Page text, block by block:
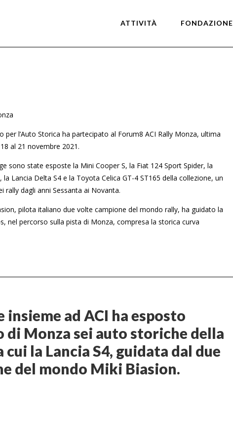
ATTIVITÀ FONDAZIONE
per l’Auto Storica ha partecipato al Forum8 ACI Rally Monza, ultima
al 21 novembre 2021.
sono state esposte la Mini Cooper S, la Fiat 124 Sport Spider, la
la Lancia Delta S4 e la Toyota Celica GT-4 ST165 della collezione, un
rally dagli anni Sessanta ai Novanta.
pilota italiano due volte campione del mondo rally, ha guidato la
nel percorso sulla pista di Monza, compresa la storica curva
insieme ad ACI ha esposto
di Monza sei auto storiche della
la Lancia S4, guidata dal due
del mondo Miki Biasion.